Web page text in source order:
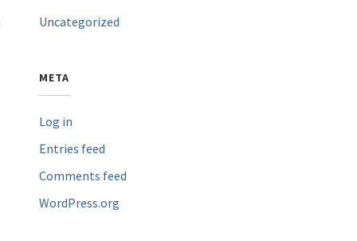
Uncategorized
META
Log in
Entries feed
Comments feed
WordPress.org